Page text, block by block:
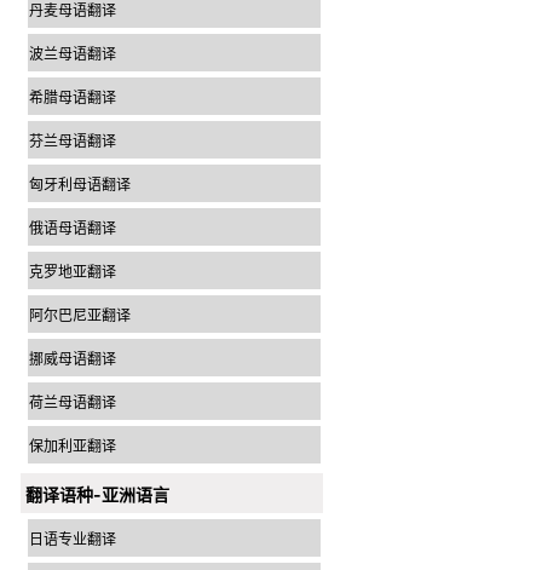
丹麦母语翻译
波兰母语翻译
希腊母语翻译
芬兰母语翻译
匈牙利母语翻译
俄语母语翻译
克罗地亚翻译
阿尔巴尼亚翻译
挪威母语翻译
荷兰母语翻译
保加利亚翻译
翻译语种-亚洲语言
日语专业翻译